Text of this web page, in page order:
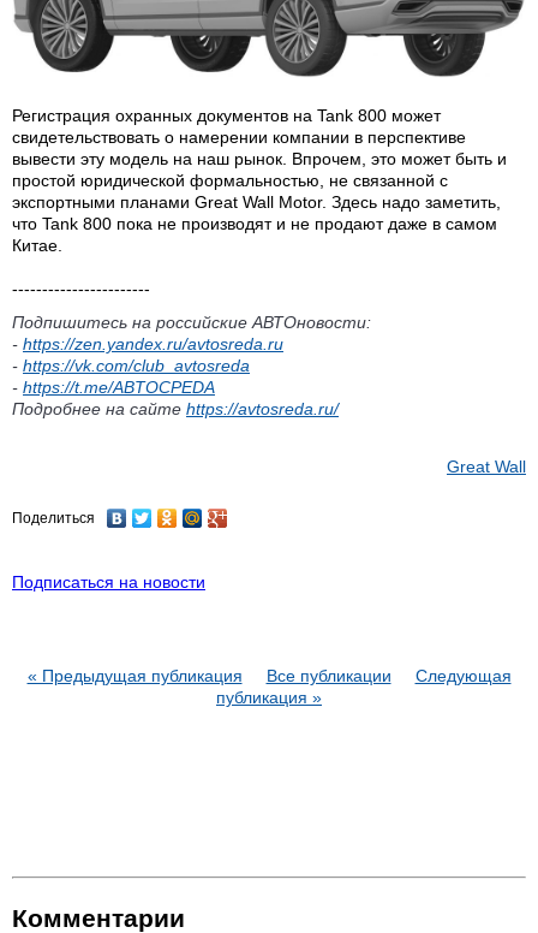
Регистрация охранных документов на Tank 800 может
свидетельствовать о намерении компании в перспективе
вывести эту модель на наш рынок. Впрочем, это может быть и
простой юридической формальностью, не связанной с
экспортными планами Great Wall Motor. Здесь надо заметить,
что Tank 800 пока не производят и не продают даже в самом
Китае.
-----------------------
Подпишитесь на российские АВТОновости:
- https://zen.yandex.ru/avtosreda.ru
- https://vk.com/club_avtosreda
- https://t.me/ABTOCPEDA
Подробнее на сайте https://avtosreda.ru/
Great Wall
Поделиться
Подписаться на новости
« Предыдущая публикация Все публикации
Следующая
публикация »
Комментарии